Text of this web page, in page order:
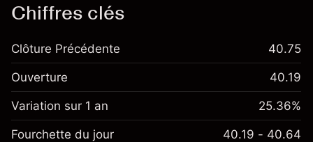
Chiffres clés
Clôture Précédente 40.75
Ouverture 40.19
Variation sur 1 an 25.36%
Fourchette du jour 40.19 - 40.64